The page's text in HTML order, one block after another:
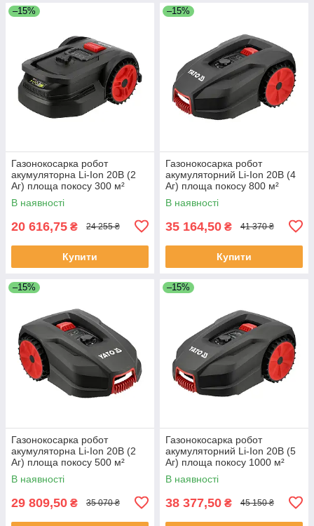
–15%
Газонокосарка робот
акумуляторна Li-Ion 20В (2
Аг) площа покосу 300 м²
(ширина 16 см/ висота 20-50
мм) Yato YT-852090
В наявності
20 616,75 ₴ 24 255 ₴
Купити
–15%
Газонокосарка робот
акумуляторний Li-Ion 20В (4
Аг) площа покосу 800 м²
(ширина 18 см/ висота 20-60
мм) Yato YT-852092
В наявності
35 164,50 ₴ 41 370 ₴
Купити
–15%
Газонокосарка робот
акумуляторна Li-Ion 20В (2
Аг) площа покосу 500 м²
(ширина 18 см/ висота 20-60
мм) Yato YT-852091
В наявності
29 809,50 ₴ 35 070 ₴
–15%
Газонокосарка робот
акумуляторний Li-Ion 20В (5
Аг) площа покосу 1000 м²
(ширина 18 см/ висота 20-60
мм) Yato YT-852093
В наявності
38 377,50 ₴ 45 150 ₴